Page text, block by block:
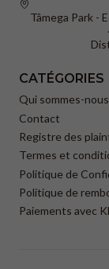
Tâmega Park -
CATÉGORIES
Qui sommes-nous
Contact
Registre des
Termes et
Politique de
Politique de
Paiements avec